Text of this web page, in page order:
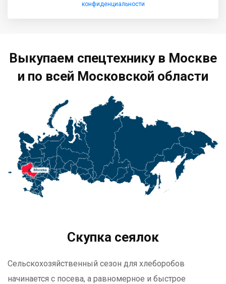
конфиденциальности
Выкупаем спецтехнику в Москве
и по всей Московской области
Скупка сеялок
Сельскохозяйственный сезон для хлеборобов
начинается с посева, а равномерное и быстрое